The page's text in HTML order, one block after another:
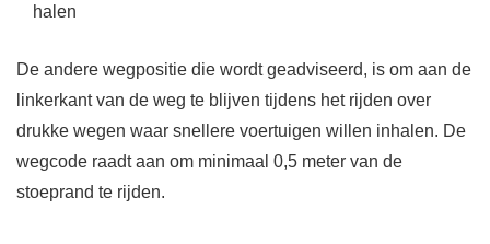
halen
De andere wegpositie die wordt geadviseerd, is om aan de
linkerkant van de weg te blijven tijdens het rijden over
drukke wegen waar snellere voertuigen willen inhalen. De
wegcode raadt aan om minimaal 0,5 meter van de
stoeprand te rijden.